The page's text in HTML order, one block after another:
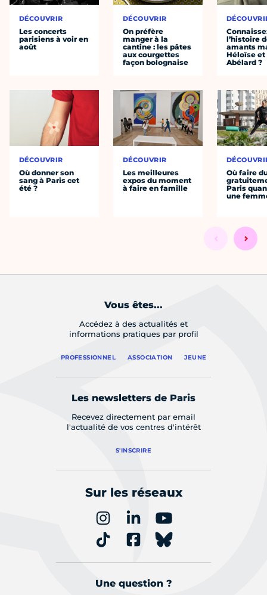
DÉCOUVRIR
Les concerts
parisiens à voir en
août
DÉCOUVRIR
Où donner son
sang à Paris cet
été ?
DÉCOUVRIR
On préfère
manger à la
cantine : les pâtes
aux courgettes
façon bolognaise
DÉCOUVRIR
Les meilleures
expos du moment
à faire en famille
l’histoire
amants
Héloïse et
Abélard ?
Où faire
Paris
une
Vous êtes...
Accédez à des actualités et
informations pratiques par profil
PROFESSIONNEL ASSOCIATION JEUNE
Les newsletters de Paris
Recevez directement par email
l'actualité de vos centres d'intérêt
S'INSCRIRE
Sur les réseaux
Une question ?